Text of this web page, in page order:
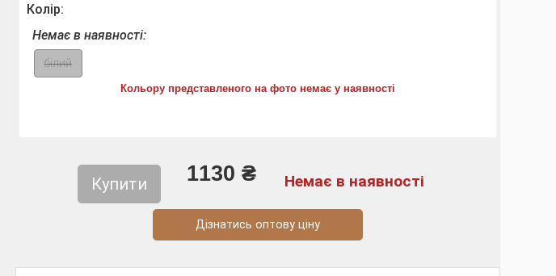
Колір:
Немає в наявності:
білий
Кольору представленого на фото немає у наявності
Купити 1130 ₴ Немає в наявності
Дізнатись оптову ціну